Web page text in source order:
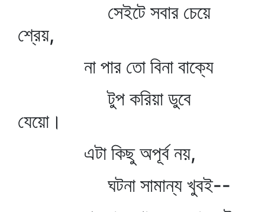
সেইটে সবার চেয়ে
শ্রেয়,
না পার তো বিনা বাক্যে
টুপ করিয়া ডুবে
যেয়ো।
এটা কিছু অপূর্ব নয়,
ঘটনা সামান্য খুবই--